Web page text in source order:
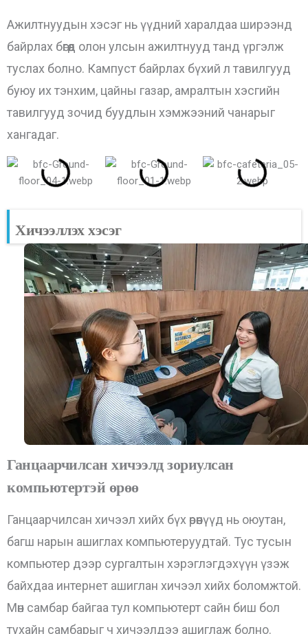
Ажилтнуудын хэсэг нь үүдний харалдаа ширээнд
байрлах бөгөөд олон улсын ажилтнууд танд үргэлж
туслах болно. Кампуст байрлах бүхий л тавилгууд
буюу их тэнхим, цайны газар, амралтын хэсгийн
тавилгууд зочид буудлын хэмжээний чанарыг
хангадаг.
Хичээллэх хэсэг
Ганцаарчилсан хичээлд зориулсан
компьютертэй өрөө
Ганцаарчилсан хичээл хийх бүх өрөөнүүд нь оюутан,
багш нарын ашиглах компьютеруудтай. Тус тусын
компьютер дээр сургалтын хэрэглэгдэхүүн үзэж
байхдаа интернет ашиглан хичээл хийх боломжтой.
Мөн самбар байгаа тул компьютерт сайн биш бол
тухайн самбарыг ч хичээлдээ ашиглаж болно.